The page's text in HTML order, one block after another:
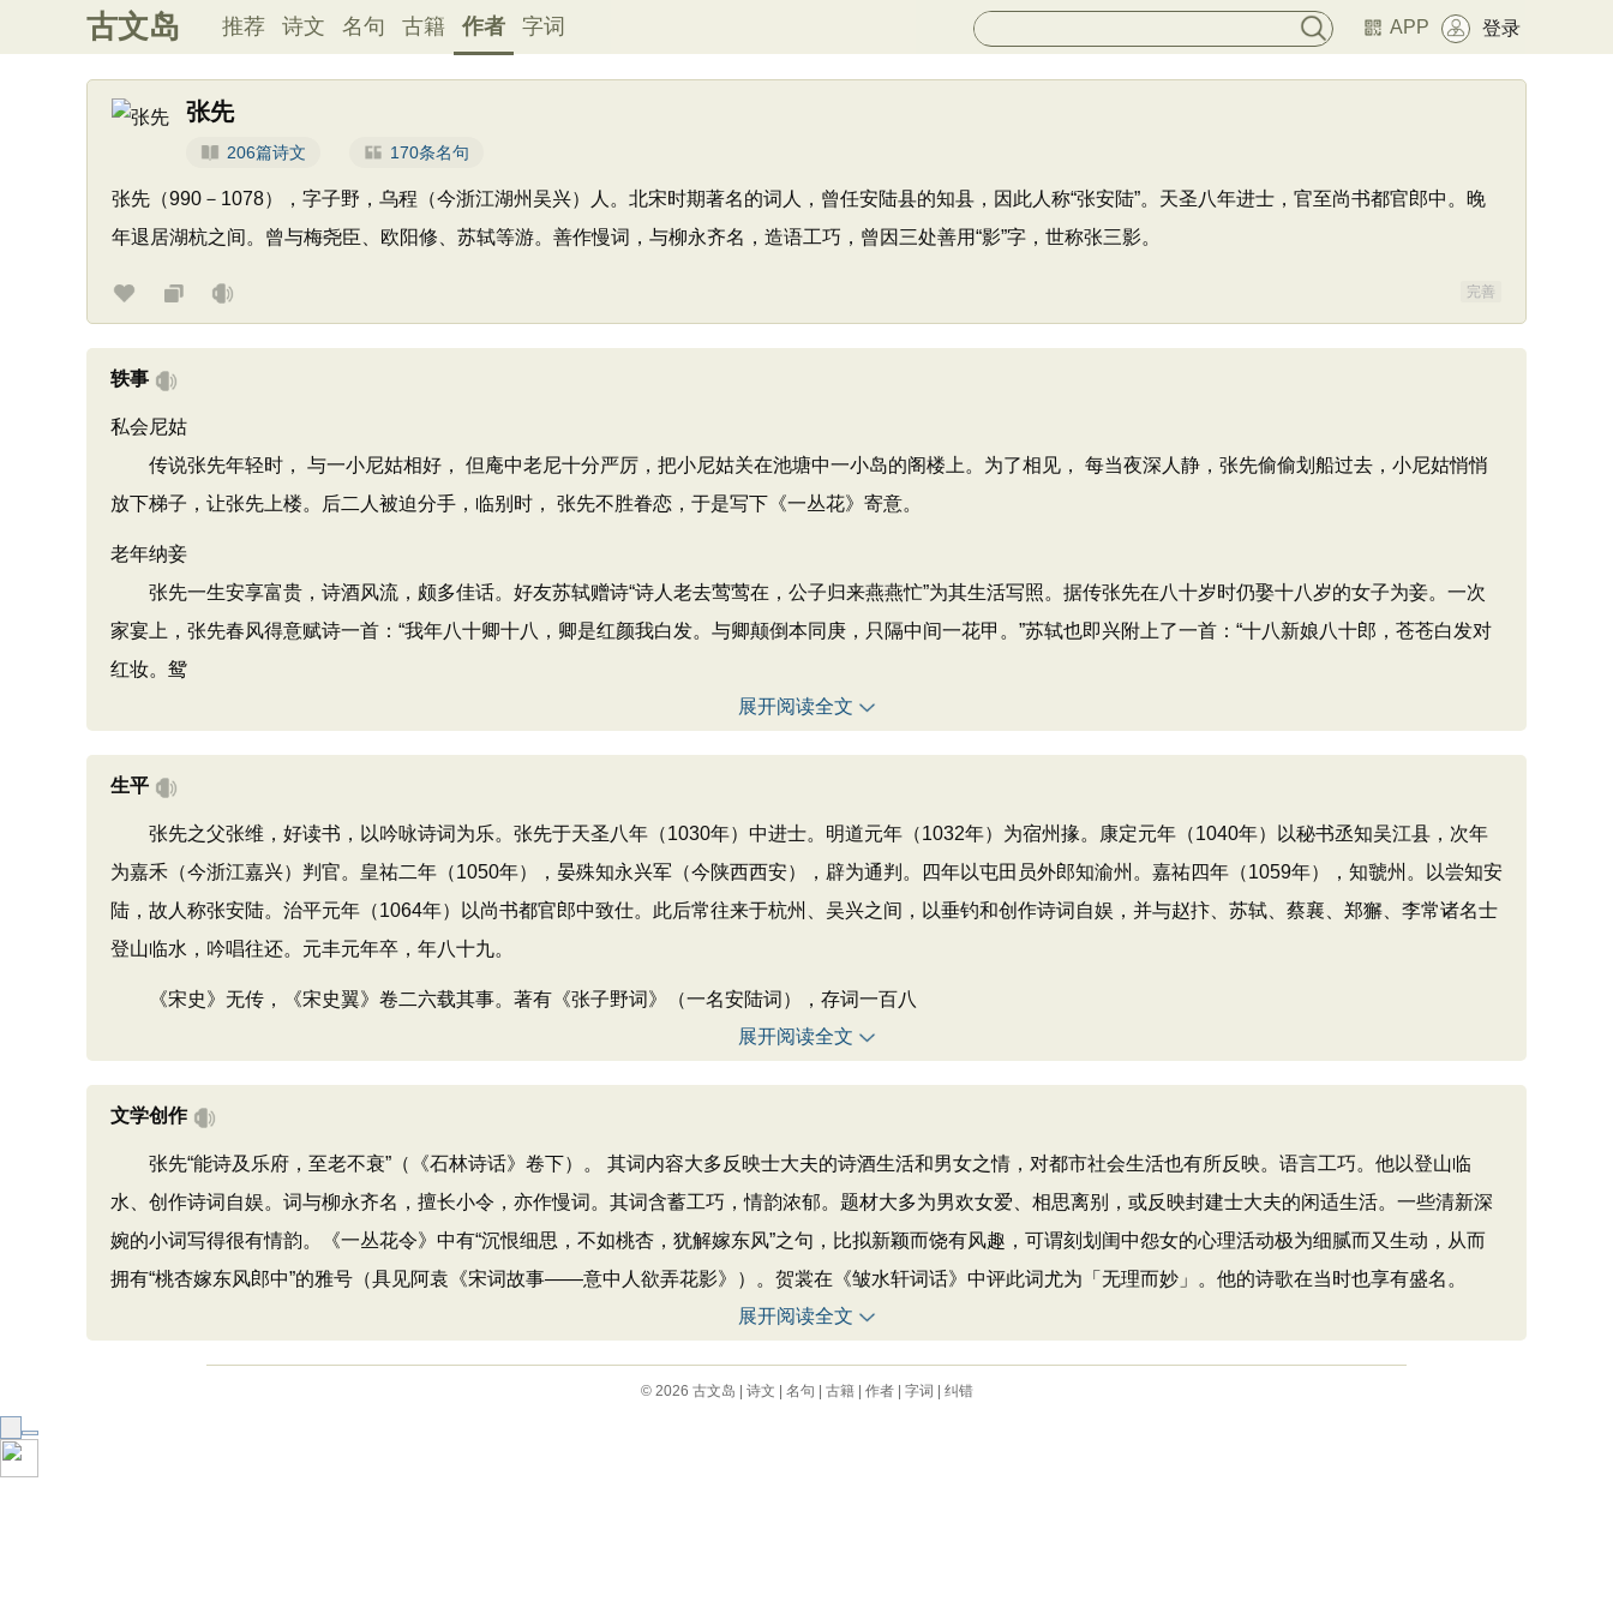
古文岛 推荐 诗文 名句 古籍 作者 字词 APP 登录
张先
206篇诗文 170条名句
张先（990－1078），字子野，乌程（今浙江湖州吴兴）人。北宋时期著名的词人，曾任安陆县的知县，因此人称“张安陆”。天圣八年进士，官至尚书都官郎中。晚
年退居湖杭之间。曾与梅尧臣、欧阳修、苏轼等游。善作慢词，与柳永齐名，造语工巧，曾因三处善用“影”字，世称张三影。
完善
轶事
私会尼姑
传说张先年轻时， 与一小尼姑相好， 但庵中老尼十分严厉，把小尼姑关在池塘中一小岛的阁楼上。为了相见， 每当夜深人静，张先偷偷划船过去，小尼姑悄悄
放下梯子，让张先上楼。后二人被迫分手，临别时， 张先不胜眷恋，于是写下《一丛花》寄意。
老年纳妾
张先一生安享富贵，诗酒风流，颇多佳话。好友苏轼赠诗“诗人老去莺莺在，公子归来燕燕忙”为其生活写照。据传张先在八十岁时仍娶十八岁的女子为妾。一次
家宴上，张先春风得意赋诗一首：“我年八十卿十八，卿是红颜我白发。与卿颠倒本同庚，只隔中间一花甲。”苏轼也即兴附上了一首：“十八新娘八十郎，苍苍白发对
红妆。鸳
展开阅读全文
生平
张先之父张维，好读书，以吟咏诗词为乐。张先于天圣八年（1030年）中进士。明道元年（1032年）为宿州掾。康定元年（1040年）以秘书丞知吴江县，次年
为嘉禾（今浙江嘉兴）判官。皇祐二年（1050年），晏殊知永兴军（今陕西西安），辟为通判。四年以屯田员外郎知渝州。嘉祐四年（1059年），知虢州。以尝知安
陆，故人称张安陆。治平元年（1064年）以尚书都官郎中致仕。此后常往来于杭州、吴兴之间，以垂钓和创作诗词自娱，并与赵抃、苏轼、蔡襄、郑獬、李常诸名士
登山临水，吟唱往还。元丰元年卒，年八十九。
《宋史》无传，《宋史翼》卷二六载其事。著有《张子野词》（一名安陆词），存词一百八
展开阅读全文
文学创作
张先“能诗及乐府，至老不衰”（《石林诗话》卷下）。 其词内容大多反映士大夫的诗酒生活和男女之情，对都市社会生活也有所反映。语言工巧。他以登山临
水、创作诗词自娱。词与柳永齐名，擅长小令，亦作慢词。其词含蓄工巧，情韵浓郁。题材大多为男欢女爱、相思离别，或反映封建士大夫的闲适生活。一些清新深
婉的小词写得很有情韵。《一丛花令》中有“沉恨细思，不如桃杏，犹解嫁东风”之句，比拟新颖而饶有风趣，可谓刻划闺中怨女的心理活动极为细腻而又生动，从而
拥有“桃杏嫁东风郎中”的雅号（具见阿袁《宋词故事——意中人欲弄花影》）。贺裳在《皱水轩词话》中评此词尤为「无理而妙」。他的诗歌在当时也享有盛名。
展开阅读全文
© 2026 古文岛 诗文 名句 古籍| 作者| 字词 纠错